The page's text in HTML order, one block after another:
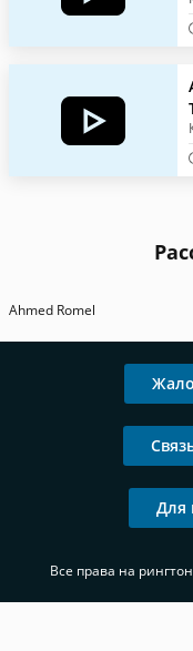
Ahmed Romel
Для
Все права на